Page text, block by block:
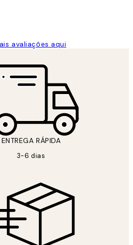
avaliações aqui
ENTREGA RÁPIDA
3-6 dias